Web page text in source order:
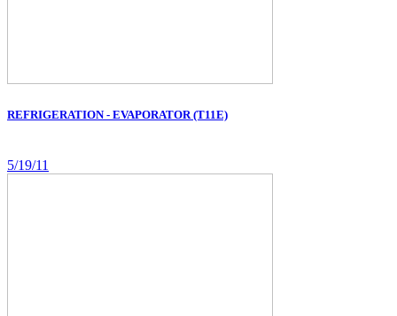
REFRIGERATION - EVAPORATOR (T11E)
5/19/11